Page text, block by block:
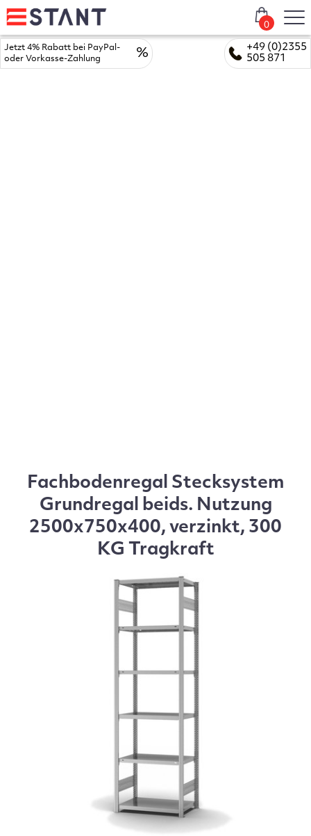
+49 (0)2355
505 871
Jetzt 4% Rabatt bei PayPal-
oder Vorkasse-Zahlung
%
0
Fachbodenregal Stecksystem
Grundregal beids. Nutzung
2500x750x400, verzinkt, 300
KG Tragkraft